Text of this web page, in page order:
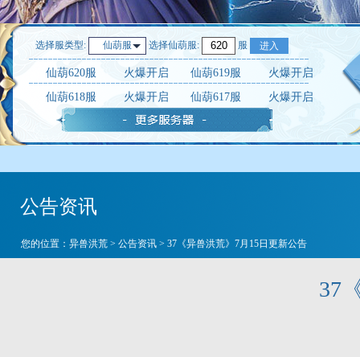
选择服类型: 仙葫服 选择仙葫服: 服 进入
仙葫620服 火爆开启 仙葫619服
火爆开启
仙葫618服
火爆开启 仙葫617服 火爆开启
公告资讯
您的位置： 异兽洪荒 > 公告资讯 > 37《异兽洪荒》7月15日更新公告
37